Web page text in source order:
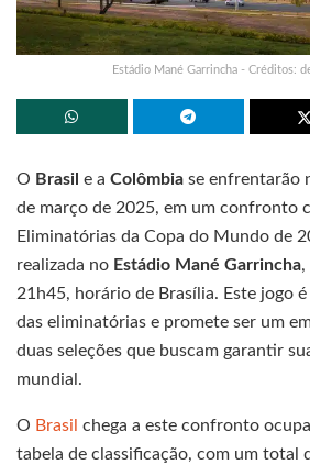
Estádio Mané Garrincha - Créditos:
O Brasil e a Colômbia se enfrentarão
de março de 2025, em um confronto
Eliminatórias da Copa do Mundo de
realizada no Estádio Mané Garrincha,
21h45, horário de Brasília. Este jogo
das eliminatórias e promete ser um
duas seleções que buscam garantir
mundial.
O Brasil chega a este confronto
tabela de classificação, com um total